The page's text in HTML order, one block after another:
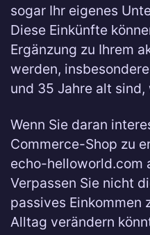
sogar Ihr eigenes
Diese Einkünfte
Ergänzung zu Ihrem
werden,
und 35 Jahre alt
Wenn Sie daran
Commerce-Shop zu
echo-helloworld.com
Verpassen Sie nicht
passives Einkommen
Alltag verändern